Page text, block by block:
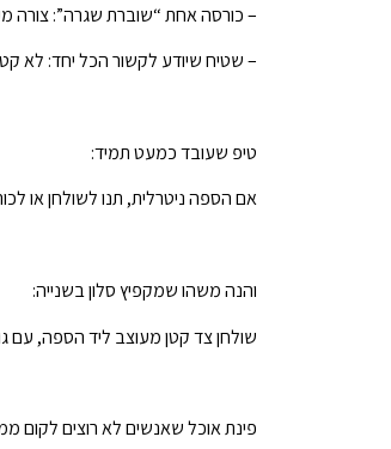
– כורסה אחת “שוברת שגרה”: צורה
– שטיח שיודע לקשור הכל יחד: לא
טיפ שעובד כמעט תמיד:
אם הספה ניטרלית, תנו לשולחן או
והנה משהו שמקפיץ סלון בשנייה:
שולחן צד קטן מעוצב ליד הספה, עם
פינת אוכל שאנשים לא רוצים לקום